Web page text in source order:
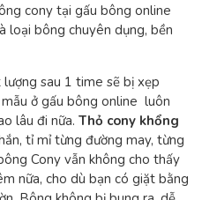
cony tại gấu bông online
loại bông chuyên dụng, bền
sau 1 time sẽ bị xẹp
ở gấu bông online luôn
lâu đi nữa. Thỏ cony khổng
tỉ mỉ từng đường may, từng
Cony vẫn không cho thấy
nữa, cho dù bạn có giặt bằng